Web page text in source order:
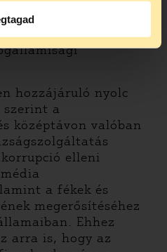
hogy mennyiben
a tavalyi
hozzájáruló nyolc
szerint a
középtávon valóban
elleni
a fékek és
megerősítéséhez
Ehhez
arra is, hogy az